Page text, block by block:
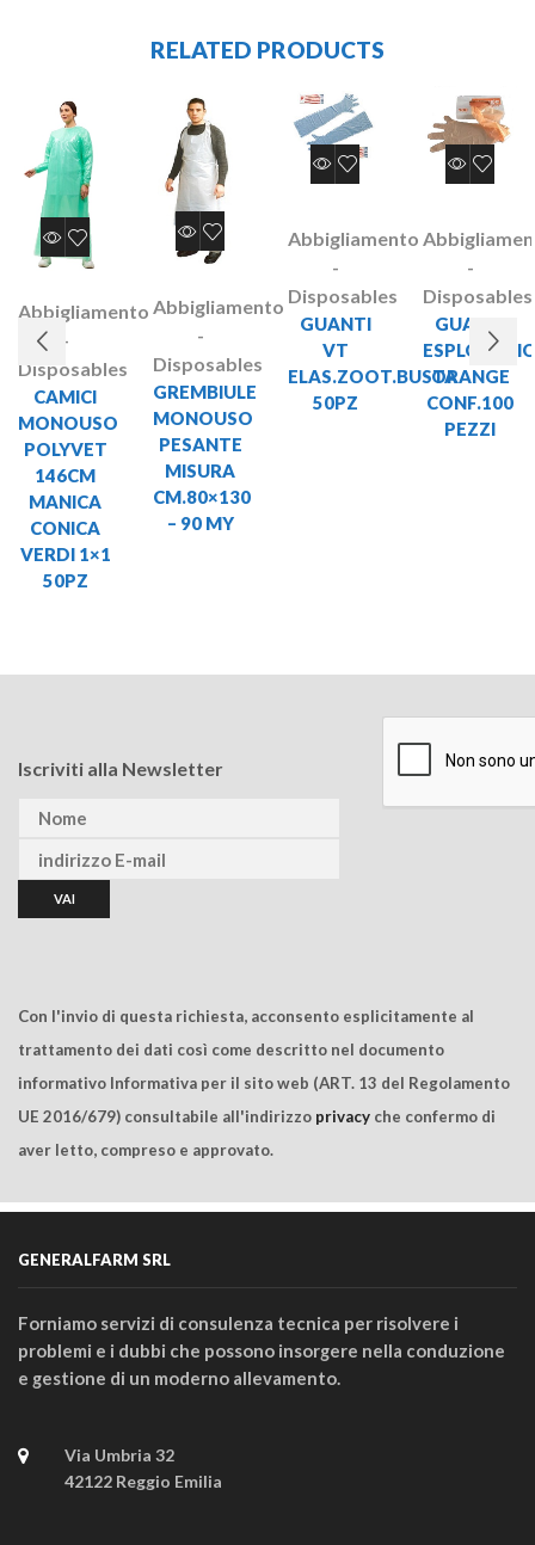
RELATED PRODUCTS
Abbigliamento
-
Disposables
CAMICI
MONOUSO
POLYVET
146CM
MANICA
CONICA
VERDI 1×1
50PZ
Abbigliamento
-
Disposables
GREMBIULE
MONOUSO
PESANTE
MISURA
CM.80×130
– 90 MY
Abbigliamento
-
Disposables
GUANTI
VT
ELAS.ZOOT.BUSTA
50PZ
-
Disposables
GUANTI
ORANGE
CONF.100
PEZZI
Iscriviti alla Newsletter
Con l'invio di questa richiesta, acconsento esplicitamente al
trattamento dei dati così come descritto nel documento
informativo Informativa per il sito web (ART. 13 del Regolamento
UE 2016/679) consultabile all'indirizzo privacy che confermo di
aver letto, compreso e approvato.
GENERALFARM SRL
Forniamo servizi di consulenza tecnica per risolvere i
problemi e i dubbi che possono insorgere nella conduzione
e gestione di un moderno allevamento.
Via Umbria 32
42122 Reggio Emilia